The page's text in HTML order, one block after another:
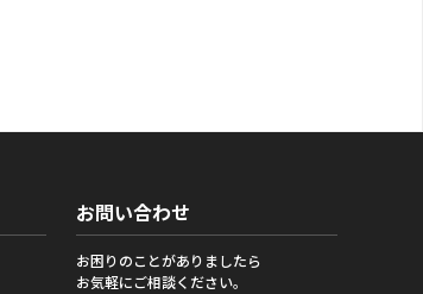
お問い合わせ
お困りのことがありましたら
お気軽にご相談ください。